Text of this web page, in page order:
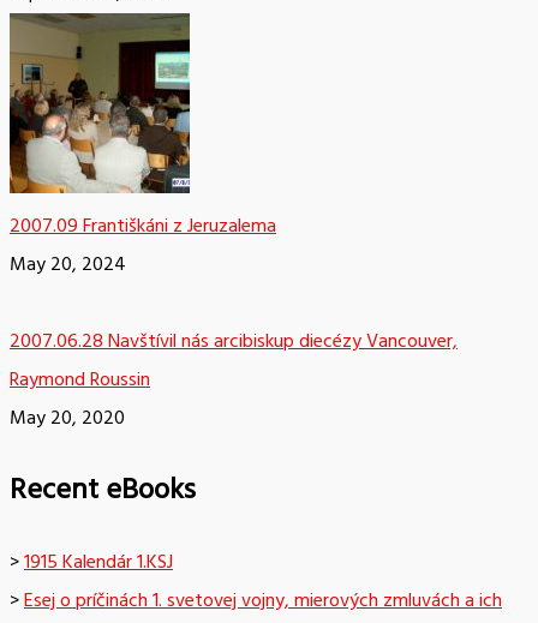
2007.09 Františkáni z Jeruzalema
May 20, 2024
2007.06.28 Navštívil nás arcibiskup diecézy Vancouver,
Raymond Roussin
May 20, 2020
Recent eBooks
>1915 Kalendár 1.KSJ
>Esej o príčinách 1. svetovej vojny, mierových zmluvách a ich